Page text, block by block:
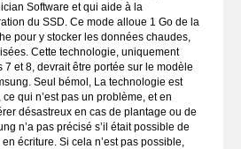
Software et qui aide à la
du SSD. Ce mode alloue 1 Go de la
pour y stocker les données chaudes,
Cette technologie, uniquement
et 8, devrait être portée sur le modèle
Seul bémol, La technologie est
qui n’est pas un problème, et en
désastreux en cas de plantage ou de
n’a pas précisé s’il était possible de
écriture. Si cela n’est pas possible,